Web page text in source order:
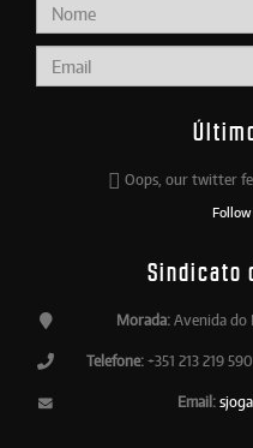
Oops, our twitter
Follow
Sindicato
Morada:Avenida do
Telefone: +351 213 219
Email: